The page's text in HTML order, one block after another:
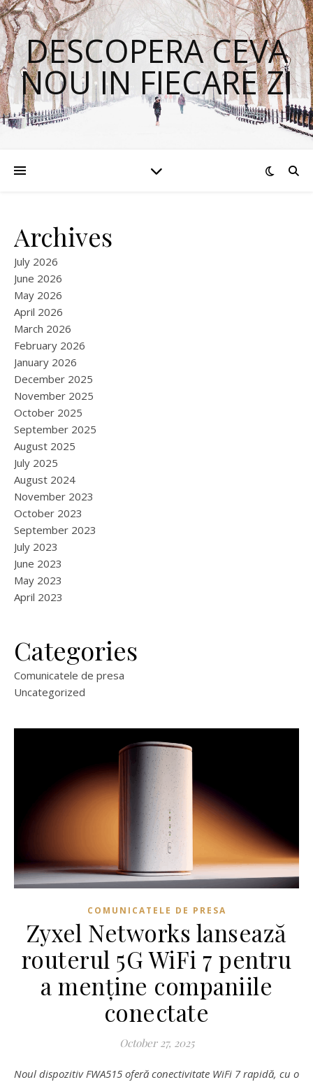
DESCOPERA CEVA
NOU IN FIECARE ZI
Archives
July 2026
June 2026
May 2026
April 2026
March 2026
February 2026
January 2026
December 2025
November 2025
October 2025
September 2025
August 2025
July 2025
August 2024
November 2023
October 2023
September 2023
July 2023
June 2023
May 2023
April 2023
Categories
Comunicatele de presa
Uncategorized
COMUNICATELE DE PRESA
Zyxel Networks lansează
routerul 5G WiFi 7 pentru
a menține companiile
conectate
October 27, 2025
Noul dispozitiv FWA515 oferă conectivitate WiFi 7 rapidă, cu o